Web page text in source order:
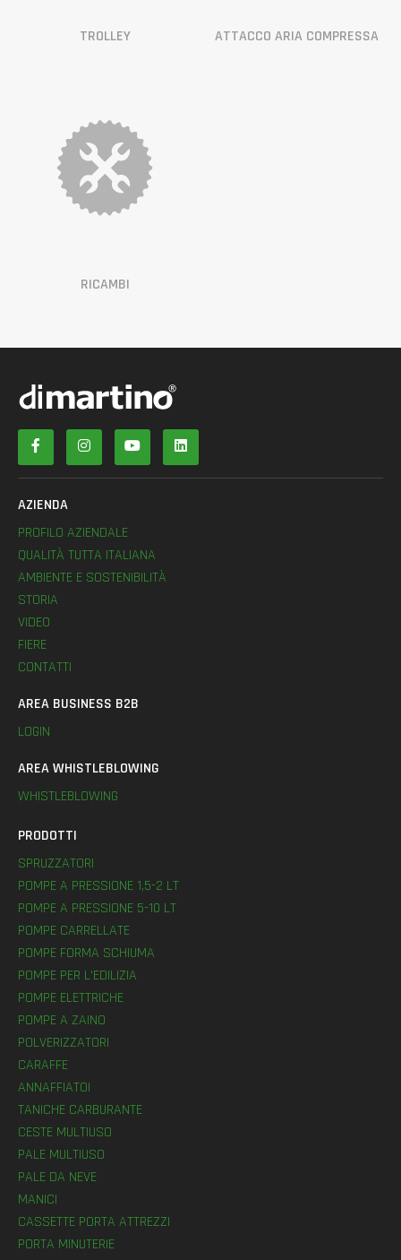
TROLLEY ATTACCO ARIA COMPRESSA
RICAMBI
AZIENDA
PROFILO AZIENDALE
QUALITÀ TUTTA ITALIANA
AMBIENTE E SOSTENIBILITÀ
STORIA
VIDEO
FIERE
CONTATTI
AREA BUSINESS B2B
LOGIN
AREA WHISTLEBLOWING
WHISTLEBLOWING
PRODOTTI
SPRUZZATORI
POMPE A PRESSIONE 1,5-2 LT
POMPE A PRESSIONE 5-10 LT
POMPE CARRELLATE
POMPE FORMA SCHIUMA
POMPE PER L’EDILIZIA
POMPE ELETTRICHE
POMPE A ZAINO
POLVERIZZATORI
CARAFFE
ANNAFFIATOI
TANICHE CARBURANTE
CESTE MULTIUSO
PALE MULTIUSO
PALE DA NEVE
MANICI
CASSETTE PORTA ATTREZZI
PORTA MINUTERIE